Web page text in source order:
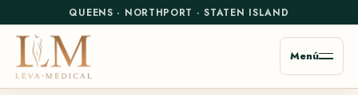
QUEENS · NORTHPORT · STATEN ISLAND
Menú